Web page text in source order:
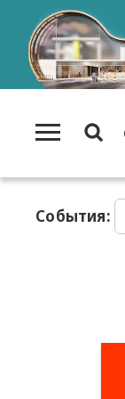
События: